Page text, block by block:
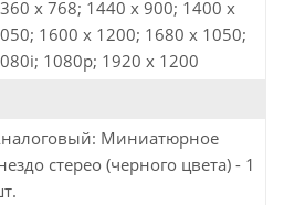
x 768; 1440 x 900; 1400 x
1600 x 1200; 1680 x 1050;
1080p; 1920 x 1200
Миниатюрное
стерео (черного цвета) - 1